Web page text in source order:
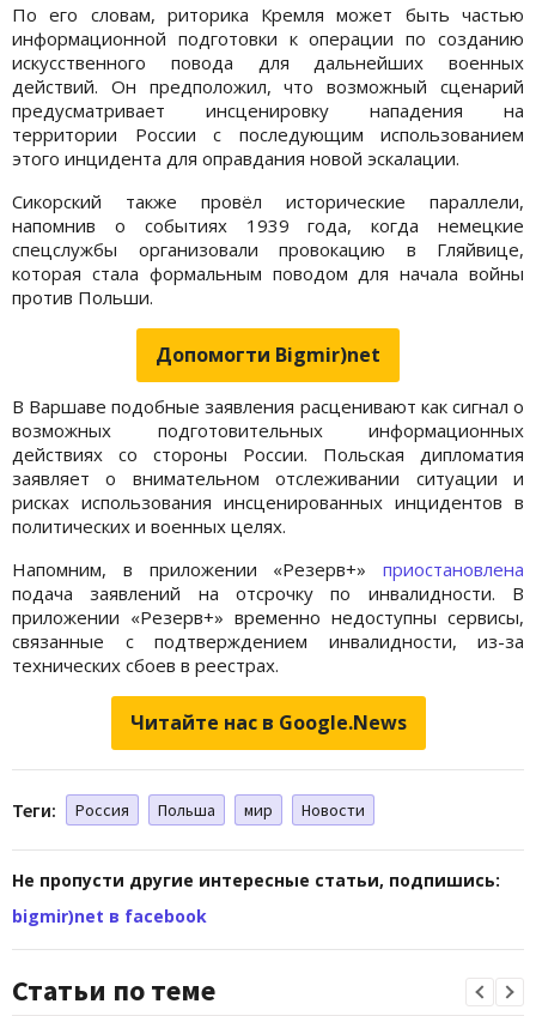
По его словам, риторика Кремля может быть частью
информационной подготовки к операции по созданию
искусственного повода для дальнейших военных
действий. Он предположил, что возможный сценарий
предусматривает инсценировку нападения на
территории России с последующим использованием
этого инцидента для оправдания новой эскалации.
Сикорский также провёл исторические параллели,
напомнив о событиях 1939 года, когда немецкие
спецслужбы организовали провокацию в Гляйвице,
которая стала формальным поводом для начала войны
против Польши.
Допомогти Bigmir)net
В Варшаве подобные заявления расценивают как сигнал о
возможных подготовительных информационных
действиях со стороны России. Польская дипломатия
заявляет о внимательном отслеживании ситуации и
рисках использования инсценированных инцидентов в
политических и военных целях.
Напомним, в приложении «Резерв+» приостановлена
подача заявлений на отсрочку по инвалидности. В
приложении «Резерв+» временно недоступны сервисы,
связанные с подтверждением инвалидности, из-за
технических сбоев в реестрах.
Читайте нас в Google.News
Теги: Россия Польша мир Новости
Не пропусти другие интересные статьи, подпишись:
bigmir)net в facebook
Статьи по теме